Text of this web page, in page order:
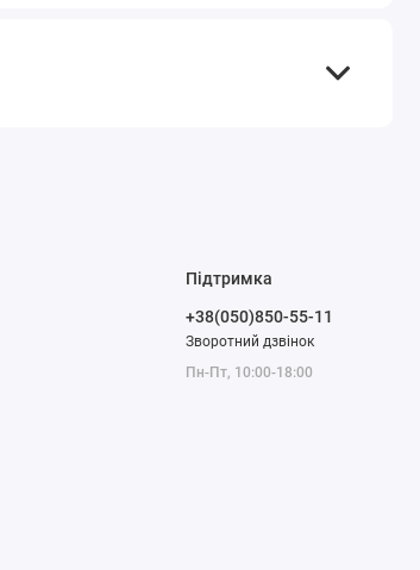
Підтримка
+38(050)850-55-11
Зворотний дзвінок
Пн-Пт, 10:00-18:00